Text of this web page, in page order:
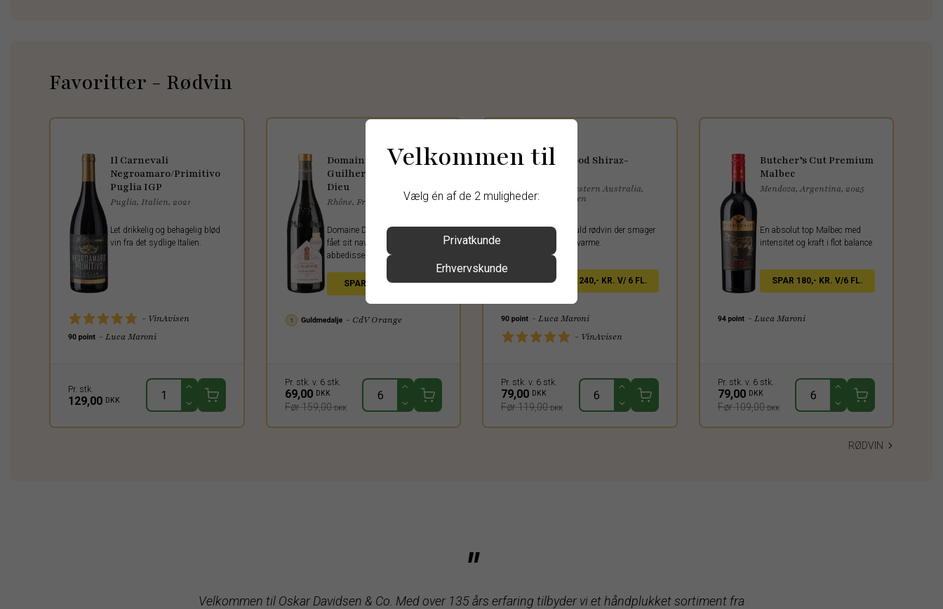
Velkommen til
Vælg én af de 2 muligheder:
Privatkunde
Erhvervskunde
Favoritter - Rødvin
Il Carnevali
Negroamaro/Primitivo
Puglia IGP
Puglia, Italien, 2021
Let drikkelig og behagelig blød
vin fra det sydlige Italien.
- VinAvisen
- Luca Maroni
Pr. stk.
129,00 DKK
Domaine Dame
Guilherme Plan de
Dieu
Rhône, Frankrig, 2023
Domaine Dame Guilherme har
fået sit navn efter en
abbedisse, men der er ikke
meget puritansk over den fede,
lækre og intense rødvin.
SPAR 540,- V/ MIN 6
- CdV Orange
Pr. stk. v. 6 stk.
69,00 DKK
Før 159,00DKK
Ironwood Shiraz-
South Eastern Australia,
Australien
En kraftfuld rødvin der smager
af sol og varme.
SPAR 240,- KR. V/ 6 FL.
- Luca Maroni
- VinAvisen
Pr. stk. v. 6 stk.
79,00 DKK
Før 119,00DKK
Butcher’s Cut Premium
Malbec
Mendoza, Argentina, 2025
En absolut top Malbec med
intensitet og kraft i flot balance
SPAR 180,- KR. V/6 FL.
- Luca Maroni
Pr. stk. v. 6 stk.
79,00 DKK
Før 109,00DKK
RØDVIN
"
Velkommen til Oskar Davidsen & Co. Med over 135 års erfaring tilbyder vi et håndplukket sortiment fra